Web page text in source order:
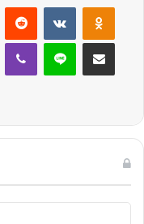
Reddit VKontakte
Viber Line E-Posta ile